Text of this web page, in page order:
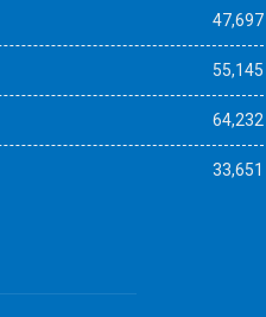
47,697
55,145
64,232
33,651